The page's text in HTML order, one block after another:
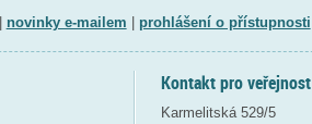
novinky e-mailem prohlášení o přístupnosti
Kontakt pro veřejnost
Karmelitská 529/5